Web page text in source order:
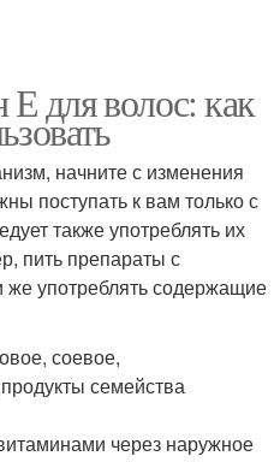
для волос: как
начните с изменения
поступать к вам только с
также употреблять их
пить препараты с
употреблять содержащие
соевое,
семейства
через наружное